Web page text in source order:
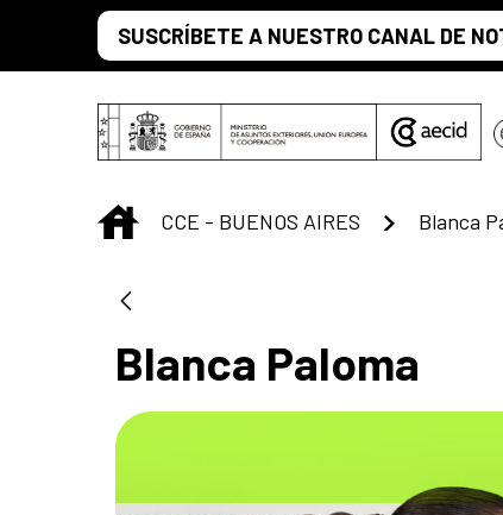
Saltar al contenido principal
SUSCRÍBETE A NUESTRO CANAL DE
INICIO
CCE - BUENOS AIRES Blanca
Blanca Paloma